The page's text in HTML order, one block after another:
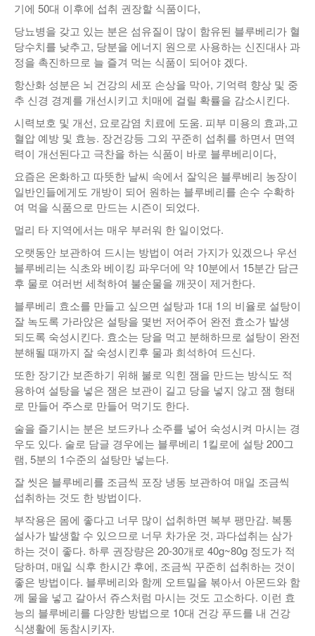
기에 50대 이후에 섭취 권장할 식품이다,
당뇨병을 갖고 있는 분은 섬유질이 많이 함유된 블루베리가 혈
당수치를 낮추고, 당분을 에너지 원으로 사용하는 신진대사 과
정을 촉진하므로 늘 즐겨 먹는 식품이 되어야 겠다.
항산화 성분은 뇌 건강의 세포 손상을 막아, 기억력 향상 및 중
추 신경 경계를 개선시키고 치매에 걸릴 확률을 감소시킨다.
시력보호 및 개선, 요로감염 치료에 도움. 피부 미용의 효과,고
혈압 예방 및 효능. 장건강등 그외 꾸준히 섭취를 하면서 면역
력이 개선된다고 극찬을 하는 식품이 바로 블루베리이다,
요즘은 온화하고 따뜻한 날씨 속에서 잘익은 블루베리 농장이
일반인들에게도 개방이 되어 원하는 블루베리를 손수 수확하
여 먹을 식품으로 만드는 시즌이 되었다.
멀리 타 지역에서는 매우 부러워 한 일이었다.
오랫동안 보관하여 드시는 방법이 여러 가지가 있겠으나 우선
블루베리는 식초와 베이킹 파우더에 약 10분에서 15분간 담근
후 물로 여러번 세척하여 불순물을 깨끗이 제거한다.
블루베리 효소를 만들고 싶으면 설탕과 1대 1의 비율로 설탕이
잘 녹도록 가라앉은 설탕을 몇번 저어주어 완전 효소가 발생
되도록 숙성시킨다. 효소는 당을 먹고 분해하므로 설탕이 완전
분해될 때까지 잘 숙성시킨후 물과 희석하여 드신다.
또한 장기간 보존하기 위해 불로 익힌 잼을 만드는 방식도 적
용하여 설탕을 넣은 잼은 보관이 길고 당을 넣지 않고 잼 형태
로 만들어 주스로 만들어 먹기도 한다.
술을 즐기시는 분은 보드카나 소주를 넣어 숙성시켜 마시는 경
우도 있다. 술로 담글 경우에는 블루베리 1킬로에 설탕 200그
램, 5분의 1수준의 설탕만 넣는다.
잘 씻은 블루베리를 조금씩 포장 냉동 보관하여 매일 조금씩
섭취하는 것도 한 방법이다.
부작용은 몸에 좋다고 너무 많이 섭취하면 복부 팽만감. 복통
설사가 발생할 수 있으므로 너무 차가운 것, 과다섭취는 삼가
하는 것이 좋다. 하루 권장량은 20-30개로 40g~80g 정도가 적
당하며, 매일 식후 한시간 후에, 조금씩 꾸준히 섭취하는 것이
좋은 방법이다. 블루베리와 함께 오트밀을 볶아서 아몬드와 함
께 물을 넣고 갈아서 쥬스처럼 마시는 것도 고소하다. 이런 효
능의 블루베리를 다양한 방법으로 10대 건강 푸드를 내 건강
식생활에 동참시키자.